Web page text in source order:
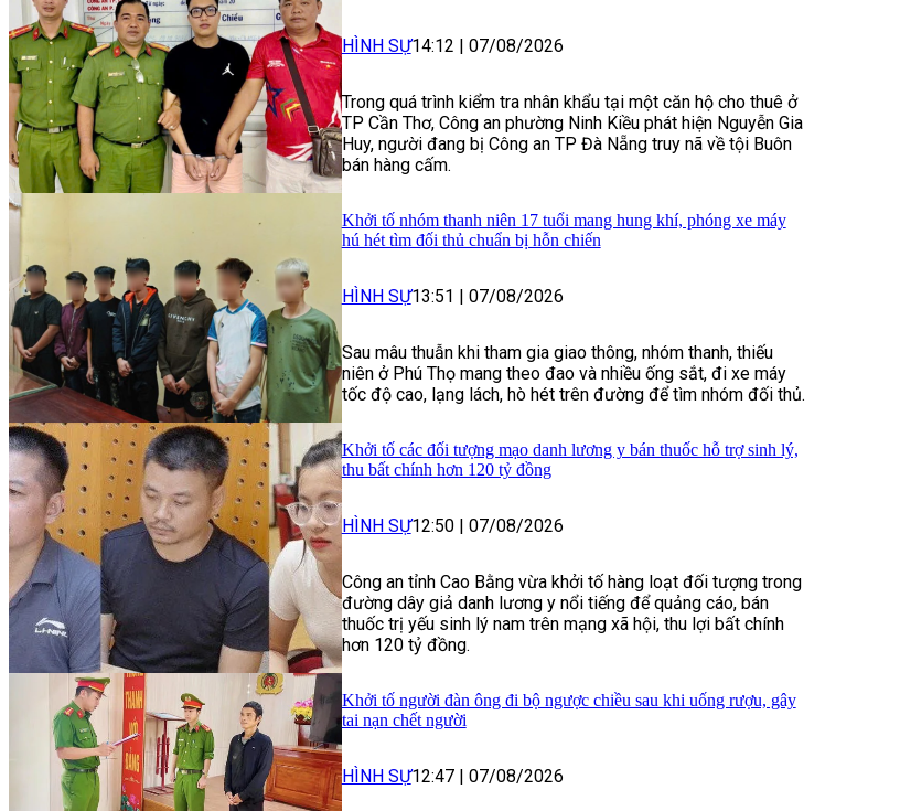
HÌNH SỰ14:12 | 07/08/2026
Trong quá trình kiểm tra nhân khẩu tại một căn hộ cho thuê ở
TP Cần Thơ, Công an phường Ninh Kiều phát hiện Nguyễn Gia
Huy, người đang bị Công an TP Đà Nẵng truy nã về tội Buôn
bán hàng cấm.
Khởi tố nhóm thanh niên 17 tuổi mang hung khí, phóng xe máy
hú hét tìm đối thủ chuẩn bị hỗn chiến
HÌNH SỰ13:51 | 07/08/2026
Sau mâu thuẫn khi tham gia giao thông, nhóm thanh, thiếu
niên ở Phú Thọ mang theo đao và nhiều ống sắt, đi xe máy
tốc độ cao, lạng lách, hò hét trên đường để tìm nhóm đối thủ.
Khởi tố các đối tượng mạo danh lương y bán thuốc hỗ trợ sinh lý,
thu bất chính hơn 120 tỷ đồng
HÌNH SỰ12:50 | 07/08/2026
Công an tỉnh Cao Bằng vừa khởi tố hàng loạt đối tượng trong
đường dây giả danh lương y nổi tiếng để quảng cáo, bán
thuốc trị yếu sinh lý nam trên mạng xã hội, thu lợi bất chính
hơn 120 tỷ đồng.
Khởi tố người đàn ông đi bộ ngược chiều sau khi uống rượu, gây
tai nạn chết người
HÌNH SỰ12:47 | 07/08/2026